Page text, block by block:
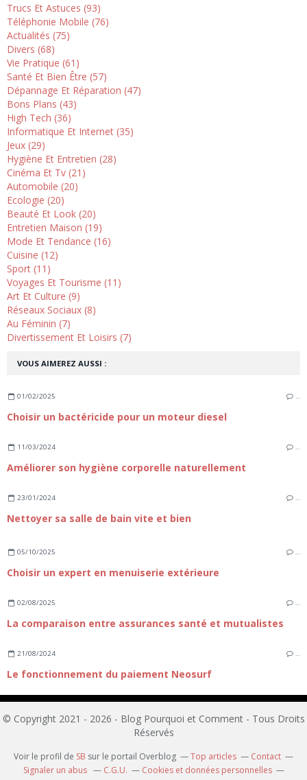
VOUS AIMEREZ AUSSI :
01/02/2025 …
Choisir un bactéricide pour un moteur diesel
11/03/2024 …
Améliorer son hygiène corporelle naturellement
23/01/2024 …
Nettoyer sa salle de bain vite et bien
05/10/2025 …
Choisir un expert en menuiserie extérieure
02/08/2025 …
La comparaison entre assurances santé et mutualistes
21/08/2024
Le fonctionnement du paiement Neosurf
Trucs Et Astuces (93)
Téléphonie Mobile (76)
Actualités (75)
Divers (68)
Vie Pratique (61)
Santé Et Bien Être (57)
Dépannage Et Réparation (47)
Bons Plans (43)
High Tech (36)
Informatique Et Internet (35)
Jeux (29)
Hygiène Et Entretien (28)
Cinéma Et Tv (21)
Automobile (20)
Ecologie (20)
Beauté Et Look (20)
Entretien Maison (19)
Mode Et Tendance (16)
Cuisine (12)
Sport (11)
Voyages Et Tourisme (11)
Art Et Culture (9)
Réseaux Sociaux (8)
Au Féminin (7)
Divertissement Et Loisirs (7)
© Copyright 2021 - 2026 - Blog Pourquoi et Comment - Tous Droits
Réservés
Voir le profil de SB sur le portail Overblog Top articles
Contact
Signaler un abus
C.G.U.
Cookies et données personnelles